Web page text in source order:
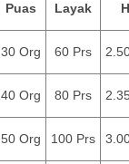
Puas Layak
30 Org 60 Prs
40 Org 80 Prs
50 Org 100 Prs